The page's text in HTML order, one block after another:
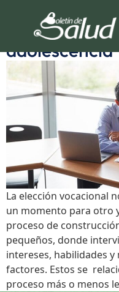
Elección
adolescencia
La elección vocacional
un momento para otro
proceso de
pequeños, donde
intereses, habilidades
factores. Estos se
proceso más o menos